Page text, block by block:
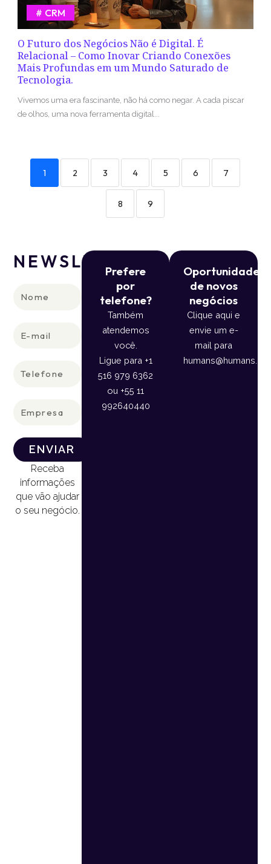
O Futuro dos Negócios Não é Digital. É
Relacional – Como Inovar Criando Conexões
Mais Profundas em um Mundo Saturado de
Tecnologia.
CRM
Vivemos uma era fascinante, não há como negar. A cada piscar
de olhos, uma nova ferramenta digital...
1 2 3 4 5 6 7
8 9
NEWSLETTER
ENVIAR
Receba
informações
que vão ajudar
o seu negócio.
Prefere
por
telefone?
Também
atendemos
você.
Ligue para +1
516 979 6362
ou +55 11
992640440
Oportunidade
de novos
negócios
Clique aqui e
envie um e-
mail para